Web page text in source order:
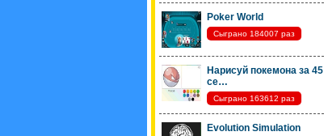
Poker World
Сыграно 184007 раз
Нарисуй покемона за 45
се…
Сыграно 163612 раз
Evolution Simulation